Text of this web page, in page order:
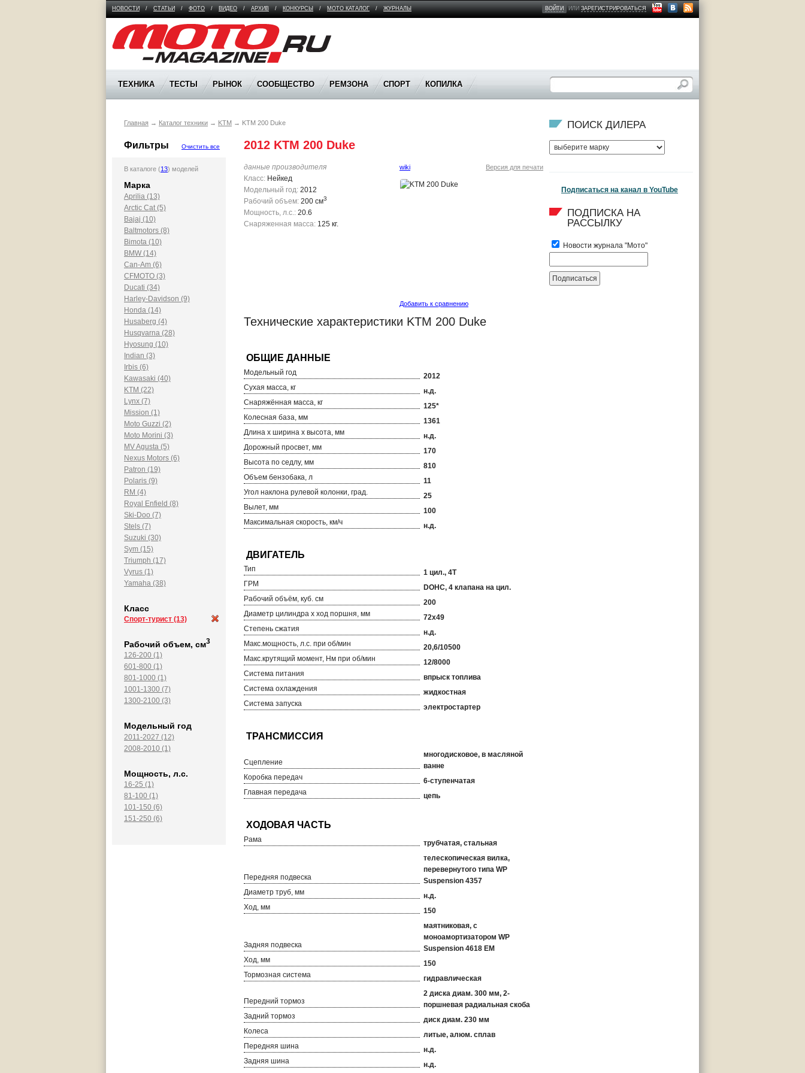
НОВОСТИ / СТАТЬИ / ФОТО / ВИДЕО / АРХИВ / КОНКУРСЫ / МОТО КАТАЛОГ / ЖУРНАЛЫ ВОЙТИ ИЛИЗАРЕГИСТРИРОВАТЬСЯ
Moto Magazine
ТЕХНИКА ТЕСТЫ РЫНОК СООБЩЕСТВО РЕМЗОНА СПОРТ КОПИЛКА
Главная → Каталог техники → KTM → KTM 200 Duke
Фильтры Очистить все
В каталоге (13) моделей
Марка
Aprilia (13)
Arctic Cat (5)
Bajaj (10)
Baltmotors (8)
Bimota (10)
BMW (14)
Can-Am (6)
CFMOTO (3)
Ducati (34)
Harley-Davidson (9)
Honda (14)
Husaberg (4)
Husqvarna (28)
Hyosung (10)
Indian (3)
Irbis (6)
Kawasaki (40)
KTM (22)
Lynx (7)
Mission (1)
Moto Guzzi (2)
Moto Morini (3)
MV Agusta (5)
Nexus Motors (6)
Patron (19)
Polaris (9)
RM (4)
Royal Enfield (8)
Ski-Doo (7)
Stels (7)
Suzuki (30)
Sym (15)
Triumph (17)
Vyrus (1)
Yamaha (38)
Класс
Спорт-турист (13)
Рабочий объем, см3
126-200 (1)
601-800 (1)
801-1000 (1)
1001-1300 (7)
1300-2100 (3)
Модельный год
2011-2027 (12)
2008-2010 (1)
Мощность, л.с.
16-25 (1)
81-100 (1)
101-150 (6)
151-250 (6)
2012 KTM 200 Duke
данные производителя
Класс: Нейкед
Модельный год: 2012
Рабочий объем: 200 см3
Мощность, л.с.: 20.6
Снаряженная масса: 125 кг.
wiki Версия для печати
Добавить к сравнению
Технические характеристики KTM 200 Duke
Модельный год
2012
Сухая масса, кг
н.д.
Снаряжённая масса, кг
125*
Колесная база, мм
1361
Длина х ширина х высота, мм
н.д.
Дорожный просвет, мм
170
Высота по седлу, мм
810
Объем бензобака, л
11
Угол наклона рулевой колонки, град.
25
Вылет, мм
100
Максимальная скорость, км/ч
н.д.
Тип
1 цил., 4T
ГРМ
DOHC, 4 клапана на цил.
Рабочий объём, куб. см
200
Диаметр цилиндра х ход поршня, мм
72х49
Степень сжатия
н.д.
Макс.мощность, л.с. при об/мин
20,6/10500
Макс.крутящий момент, Нм при об/мин
12/8000
Система питания
впрыск топлива
Система охлаждения
жидкостная
Система запуска
электростартер
Сцепление
многодисковое, в масляной
ванне
Коробка передач
6-ступенчатая
Главная передача
цепь
Рама трубчатая, стальная
Передняя подвеска
телескопическая вилка,
перевернутого типа WP
Suspension 4357
Диаметр труб, мм
н.д.
Ход, мм
150
Задняя подвеска
маятниковая, с
моноамортизатором WP
Suspension 4618 EM
Ход, мм
150
Тормозная система
гидравлическая
Передний тормоз
2 диска диам. 300 мм, 2-
поршневая радиальная скоба
Задний тормоз
диск диам. 230 мм
Колеса
литые, алюм. сплав
Передняя шина
н.д.
Задняя шина
н.д.
ПОИСК ДИЛЕРА
Подписаться на канал в YouTube
ПОДПИСКА НА
РАССЫЛКУ
Новости журнала "Мото"